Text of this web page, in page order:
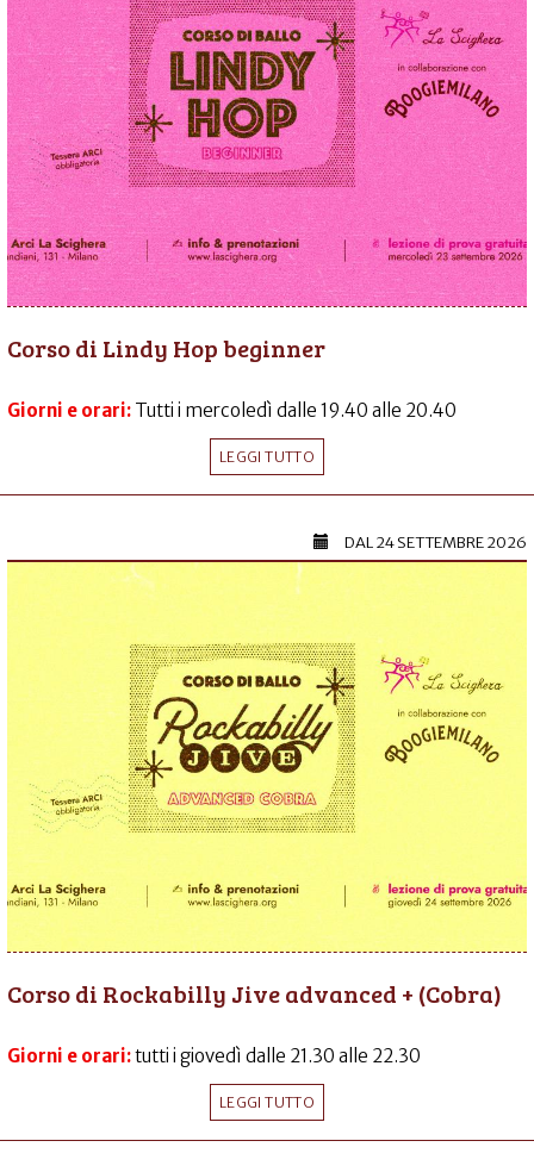
Corso di Lindy Hop beginner
Giorni e orari: Tutti i mercoledì dalle 19.40 alle 20.40
LEGGI TUTTO
DAL24 SETTEMBRE 2026
Corso di Rockabilly Jive advanced + (Cobra)
Giorni e orari:tutti i giovedì dalle 21.30 alle 22.30
LEGGI TUTTO